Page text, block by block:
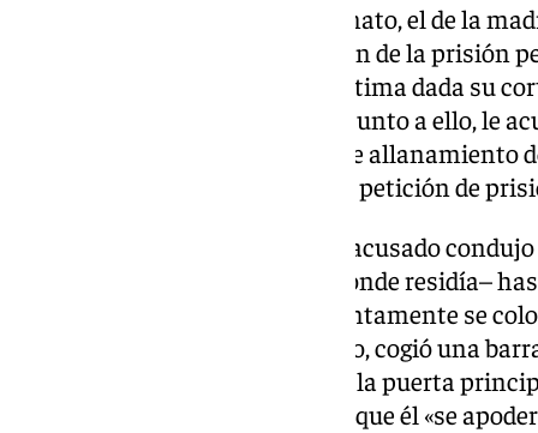
Le atribuye dos delitos de asesinato, el de la
último el que conlleva la petición de la prisión
especial vulnerabilidad de la víctima dada su
Europa Press fuentes del caso. Junto a ello, le
de incendio y un último delito de allanamiento
otros 48 años más de cárcel a la petición de
Según el relato de la Fiscalía, el acusado
desde Torredelcampo (Jaén) –donde residía–
su hermana. Una vez allí presuntamente se
quirúrgica para ocultar su rostro, cogió una
acabada en punta y accedió por la puerta
hermana había perdido y de las que él «se